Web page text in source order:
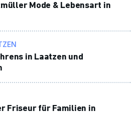
Mode & Lebensart in
in Laatzen und
Friseur für Fami­lien in